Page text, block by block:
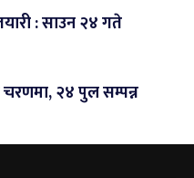
: साउन २४ गते
चरणमा, २४ पुल सम्पन्न